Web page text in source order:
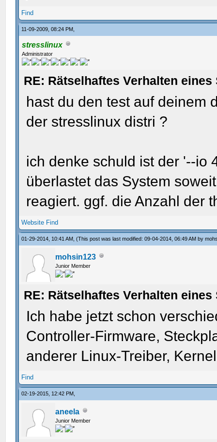
Find
11-09-2009, 08:24 PM,
stresslinux
Administrator
RE: Rätselhaftes Verhalten
hast du den test auf deinem
der stresslinux distri ?
ich denke schuld ist der '--io
überlastet das System
reagiert. ggf. die Anzahl der
Website Find
01-29-2014, 10:41 AM,(This post was last modified: 09-04-2014, 06:49 AM by
mohsin123
Junior Member
RE: Rätselhaftes Verhalten
Ich habe jetzt schon
Controller-Firmware,
anderer Linux-Treiber,
Find
02-19-2015, 12:42 PM,
aneela
Junior Member